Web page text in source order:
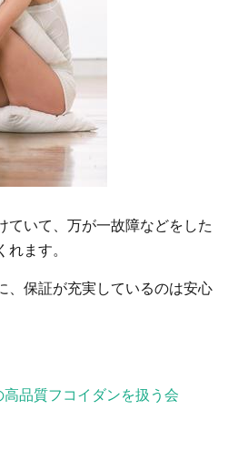
ていて、万が一故障などをした
れます。
、保証が充実しているのは安心
高品質フコイダンを扱う会